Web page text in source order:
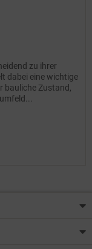
zu ihrer
dabei eine wichtige
bauliche Zustand,